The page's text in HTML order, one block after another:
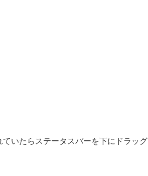
ていたらステータスバーを下にドラッグ